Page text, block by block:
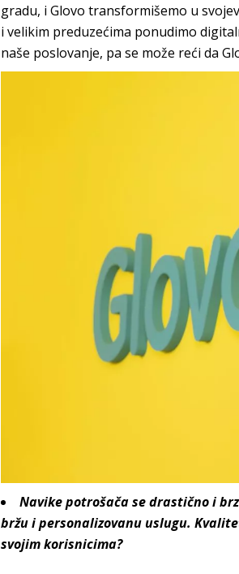
gradu, i Glovo transformišemo u
i velikim preduzećima ponudimo
naše poslovanje, pa se može reći da
Navike potrošača se drastično i
bržu i personalizovanu uslugu.
svojim korisnicima?